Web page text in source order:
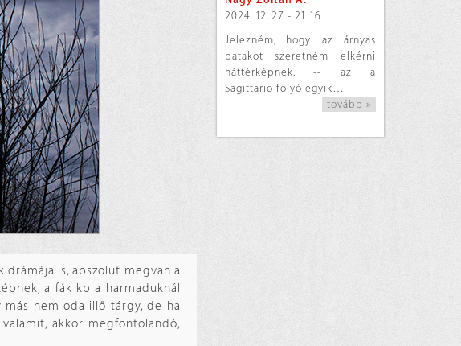
drámája is, abszolút megvan a
a fák kb a harmaduknál
más nem oda illő tárgy, de ha
akkor megfontolandó,
2024. 12. 27. - 21:16
Jelezném, hogy az árnyas
patakot szeretném elkérni
háttérképnek. -- az a
Sagittario folyó egyik…
tovább »